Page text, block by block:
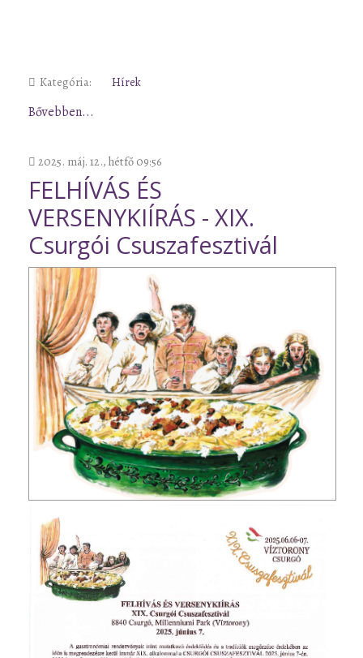
Kategória: Hírek
Bővebben...
2025. máj. 12., hétfő 09:56
FELHÍVÁS ÉS
VERSENYKIÍRÁS - XIX.
Csurgói Csuszafesztivál